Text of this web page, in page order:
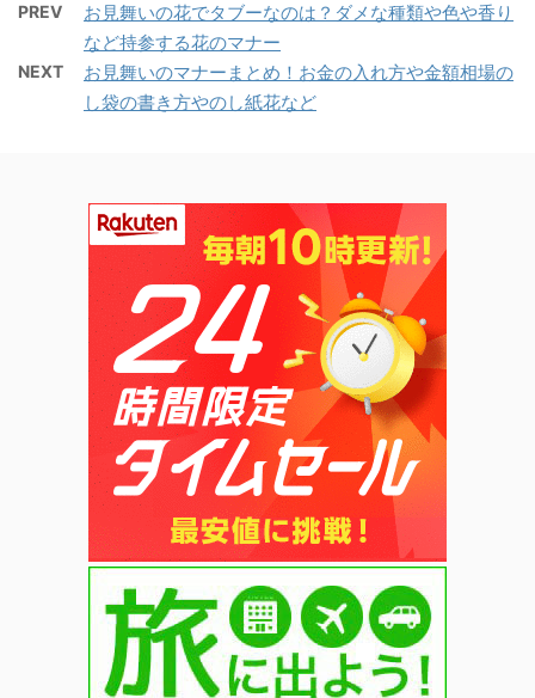
PREV
お見舞いの花でタブーなのは？ダメな種類や色や香り
など持参する花のマナー
NEXT
お見舞いのマナーまとめ！お金の入れ方や金額相場の
し袋の書き方やのし紙花など